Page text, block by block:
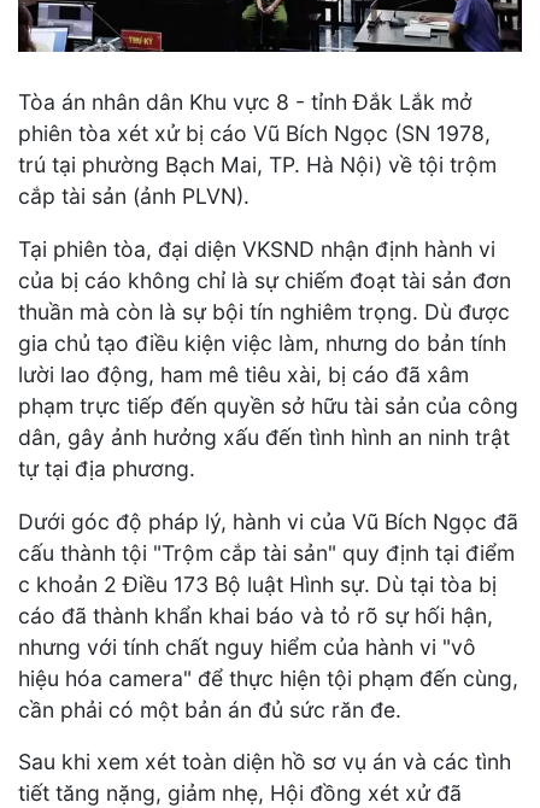
Tòa án nhân dân Khu vực 8 - tỉnh Đắk Lắk mở
phiên tòa xét xử bị cáo Vũ Bích Ngọc (SN 1978,
trú tại phường Bạch Mai, TP. Hà Nội) về tội trộm
cắp tài sản (ảnh PLVN).
Tại phiên tòa, đại diện VKSND nhận định hành vi
của bị cáo không chỉ là sự chiếm đoạt tài sản đơn
thuần mà còn là sự bội tín nghiêm trọng. Dù được
gia chủ tạo điều kiện việc làm, nhưng do bản tính
lười lao động, ham mê tiêu xài, bị cáo đã xâm
phạm trực tiếp đến quyền sở hữu tài sản của công
dân, gây ảnh hưởng xấu đến tình hình an ninh trật
tự tại địa phương.
Dưới góc độ pháp lý, hành vi của Vũ Bích Ngọc đã
cấu thành tội "Trộm cắp tài sản" quy định tại điểm
c khoản 2 Điều 173 Bộ luật Hình sự. Dù tại tòa bị
cáo đã thành khẩn khai báo và tỏ rõ sự hối hận,
nhưng với tính chất nguy hiểm của hành vi "vô
hiệu hóa camera" để thực hiện tội phạm đến cùng,
cần phải có một bản án đủ sức răn đe.
Sau khi xem xét toàn diện hồ sơ vụ án và các tình
tiết tăng nặng, giảm nhẹ, Hội đồng xét xử đã